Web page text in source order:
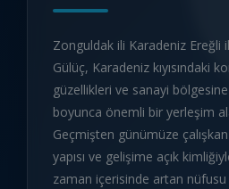
Zonguldak ili Karadeniz Ereğli
Gülüç, Karadeniz kıyısındaki
güzellikleri ve sanayi bölgesine
boyunca önemli bir yerleşim
Geçmişten günümüze
yapısı ve gelişime açık
zaman içerisinde artan